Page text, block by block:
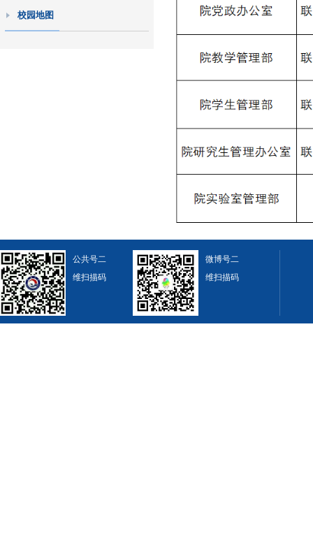
校园地图
公共号二
维扫描码
微博号二
维扫描码